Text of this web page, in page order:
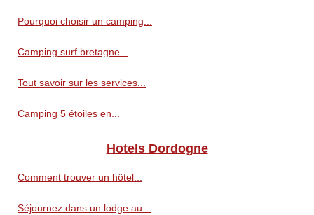
Pourquoi choisir un camping...
Camping surf bretagne...
Tout savoir sur les services...
Camping 5 étoiles en...
Hotels Dordogne
Comment trouver un hôtel...
Séjournez dans un lodge au...